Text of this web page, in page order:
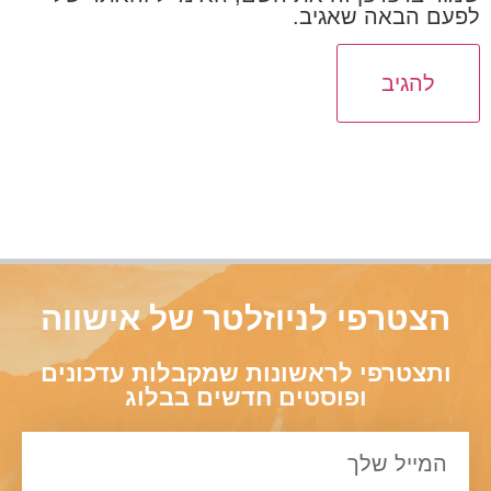
הבאה שאגיב.
הצטרפי לניוזלטר של אישווה
ותצטרפי לראשונות שמקבלות עדכונים
ופוסטים חדשים בבלוג